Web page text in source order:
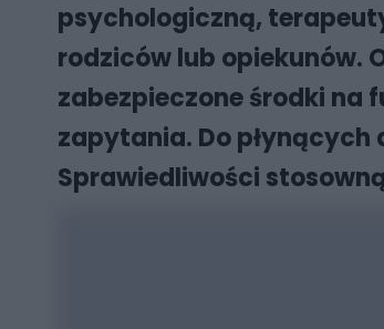
psychologiczną,
rodziców lub opiekunów.
zabezpieczone środki na
zapytania. Do płynących
Sprawiedliwości